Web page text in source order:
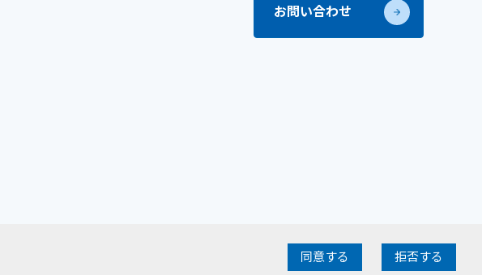
お問い合わせ
MITACHI CO., LTD. All Rights Reserved.
同意する 拒否する